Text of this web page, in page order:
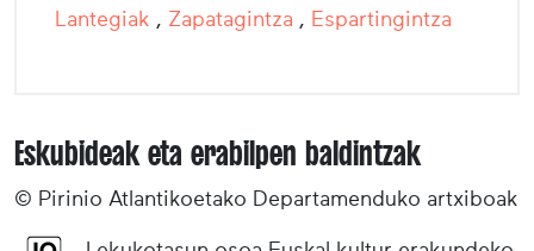
Lantegiak , Zapatagintza , Espartingintza
Eskubideak eta erabilpen baldintzak
© Pirinio Atlantikoetako Departamenduko artxiboak